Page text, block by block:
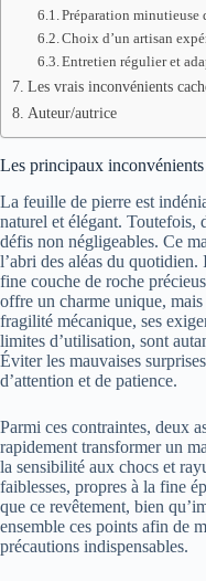
Préparation minutieuse
Choix d’un artisan
Entretien régulier et
Les vrais inconvénients
Auteur/autrice
Les principaux
La feuille de pierre est
naturel et élégant. Toutefois,
défis non négligeables. Ce
l’abri des aléas du
fine couche de roche
offre un charme unique,
fragilité mécanique, ses
limites d’utilisation, sont
Éviter les mauvaises
d’attention et de patience.
Parmi ces contraintes, deux
rapidement transformer un
la sensibilité aux chocs et
faiblesses, propres à la fine
que ce revêtement, bien
ensemble ces points afin de
précautions indispensables.